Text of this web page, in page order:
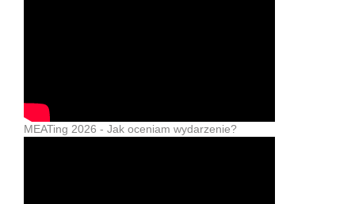
MEATing 2026 - Jak oceniam wydarzenie?